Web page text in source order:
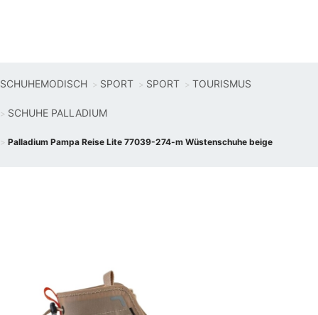
SCHUHEMODISCH SPORT SPORT TOURISMUS
SCHUHE PALLADIUM
Palladium Pampa Reise Lite 77039-274-m Wüstenschuhe beige